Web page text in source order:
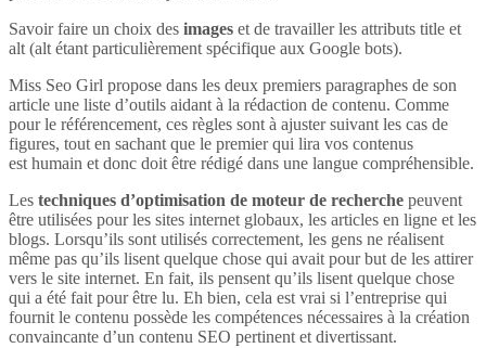
Savoir faire un choix des images et de travailler les attributs title et
alt (alt étant particulièrement spécifique aux Google bots).
Miss Seo Girl propose dans les deux premiers paragraphes de son
article une liste d’outils aidant à la rédaction de contenu. Comme
pour le référencement, ces règles sont à ajuster suivant les cas de
figures, tout en sachant que le premier qui lira vos contenus
est humain et donc doit être rédigé dans une langue compréhensible.
Les techniques d’optimisation de moteur de recherche peuvent
être utilisées pour les sites internet globaux, les articles en ligne et les
blogs. Lorsqu’ils sont utilisés correctement, les gens ne réalisent
même pas qu’ils lisent quelque chose qui avait pour but de les attirer
vers le site internet. En fait, ils pensent qu’ils lisent quelque chose
qui a été fait pour être lu. Eh bien, cela est vrai si l’entreprise qui
fournit le contenu possède les compétences nécessaires à la création
convaincante d’un contenu SEO pertinent et divertissant.